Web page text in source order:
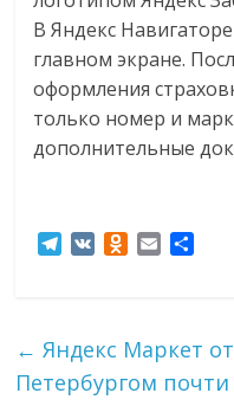
В Яндекс
главном экране.
оформления
только номер и
дополнительные
T
r
a
O
k
l
a
в
и
← Яндекс Маркет
Петербургом